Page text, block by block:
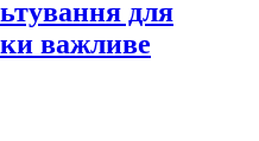
для
важливе